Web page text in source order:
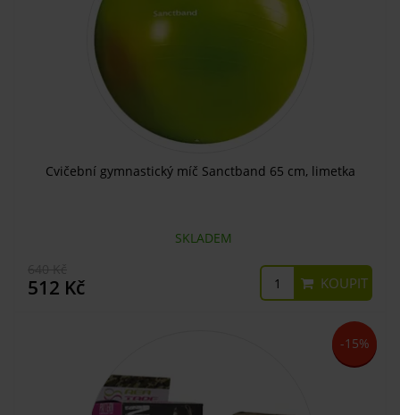
Cvičební gymnastický míč Sanctband 65 cm, limetka
SKLADEM
512 Kč KOUPIT
-15%